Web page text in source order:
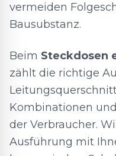
vermeiden
Bausubstanz.
Beim Steckdosen
zählt die richtige
Kombinationen
der Verbraucher.
Ausführung mit